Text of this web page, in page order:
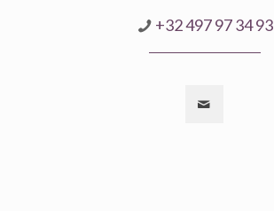
+32 497 97 34 93